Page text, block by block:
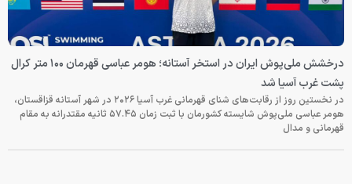
درخشش ملی‌پوش ایران در استخر آستانه؛ هومر عباسی قهرمان ۱۰۰ متر کرال
پشت غرب آسیا شد
در نخستین روز از رقابت‌های شنای قهرمانی غرب آسیا ۲۰۲۶ در شهر آستانه قزاقستان،
هومر عباسی ملی‌پوش شایسته کشورمان با ثبت زمان ۵۷.۴۵ ثانیه مقتدرانه به مقام
قهرمانی و مدال